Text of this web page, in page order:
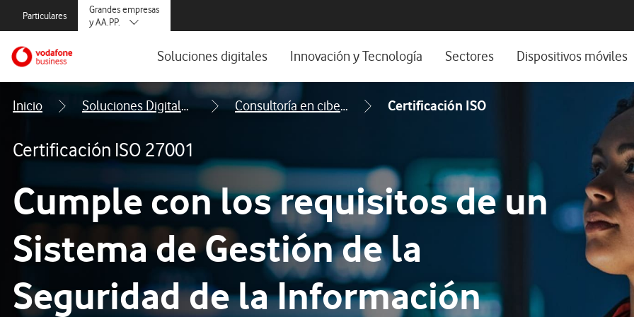
Menús secundarios. Enlace a particulares, empresas y autónomos, ayuda e idioma
Particulares
Menus de segmentación para empresas y autónomos
Grandes empresas
y AA.PP.
Ir a la pagina principal de vodafone.esSoluciones digitales
Ver todos los productos y servicios
Ciberseguridad
Workplace
Digitalización del Ciclo del Agua
Soluciones IoT
IA para empresas
Innovación y Tecnología
Informes y estudios
Sectores
Experiencias de clientes
Experiencias 5G
Dispositivos móviles
Inicio Soluciones Digitales Grandes Empresas Consultoría en ciberseguridad Certificación ISO
Certificación ISO 27001
Cumple con los requisitos de un
Sistema de Gestión de la
Seguridad de la Información
Abrir formulario de solicitud de contacto